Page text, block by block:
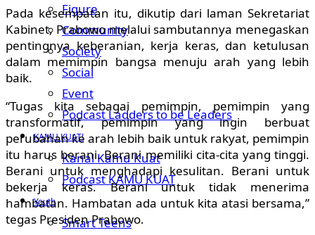
Figure
Community
Society
Social
Event
Podcast Ladders to be Leaders
KAMU KUAT!
Kanal Kamu Kuat
Podcast KAMU KUAT
Youth
Smart Teens
Pada kesempatan itu, dikutip dari laman Sekretariat
Kabinet, Prabowo melalui sambutannya menegaskan
pentingnya keberanian, kerja keras, dan ketulusan
dalam memimpin bangsa menuju arah yang lebih
baik.
“Tugas kita sebagai pemimpin, pemimpin yang
transformatif, pemimpin yang ingin berbuat
perubahan ke arah lebih baik untuk rakyat, pemimpin
itu harus berani. Berani memiliki cita-cita yang tinggi.
Berani untuk menghadapi kesulitan. Berani untuk
bekerja keras. Berani untuk tidak menerima
hambatan. Hambatan ada untuk kita atasi bersama,”
tegas Presiden Prabowo.